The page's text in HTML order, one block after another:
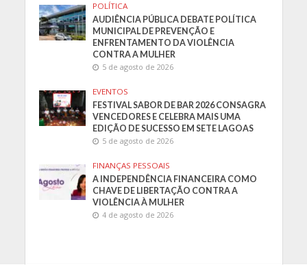
POLÍTICA
AUDIÊNCIA PÚBLICA DEBATE POLÍTICA
MUNICIPAL DE PREVENÇÃO E
ENFRENTAMENTO DA VIOLÊNCIA
CONTRA A MULHER
5 de agosto de 2026
EVENTOS
FESTIVAL SABOR DE BAR 2026 CONSAGRA
VENCEDORES E CELEBRA MAIS UMA
EDIÇÃO DE SUCESSO EM SETE LAGOAS
5 de agosto de 2026
FINANÇAS PESSOAIS
A INDEPENDÊNCIA FINANCEIRA COMO
CHAVE DE LIBERTAÇÃO CONTRA A
VIOLÊNCIA À MULHER
4 de agosto de 2026